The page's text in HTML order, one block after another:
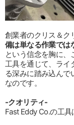
創業者のクリス＆ク
備は単なる作業では
という信念を胸に、
工具を通じて、ライ
る深みに踏み込ん
なのです。
-クオリティ-
Fast Eddy Co.の工